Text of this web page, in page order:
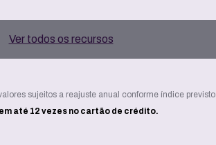
Ver todos os recursos
sujeitos a reajuste anual conforme índice
até 12 vezes no cartão de crédito.